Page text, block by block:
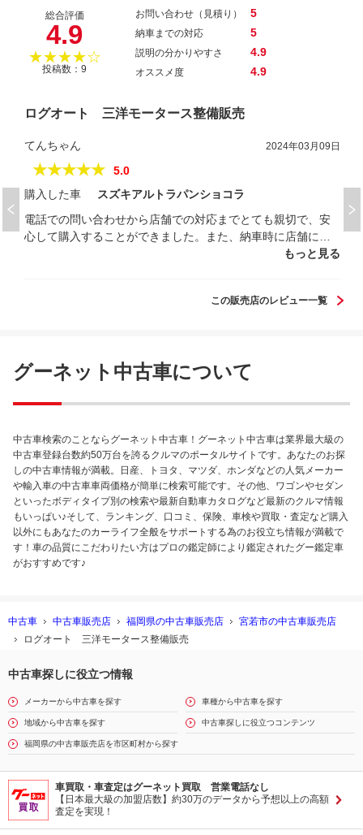
総合評価
4.9
★★★★☆
投稿数：9
お問い合わせ（見積り） 5
納車までの対応 5
説明の分かりやすさ 4.9
オススメ度 4.9
ログオート 三洋モータース整備販売
てんちゃん 2024年03月09日
★★★★★
5.0
購入した車
スズキアルトラパンショコラ
電話での問い合わせから店舗での対応までとても親切で、安
心して購入することができました。また、納車時に店舗に行
けず悩んでいたら家まで持ってきてくれる提案までしてくだ
もお付き合いしたいと思っています。素敵な販売店さんでし
もっと見る
この販売店のレビュー一覧
グーネット中古車について
中古車検索のことならグーネット中古車！グーネット中古車は業界最大級の
中古車登録台数約50万台を誇るクルマのポータルサイトです。あなたのお探
しの中古車情報が満載。日産、トヨタ、マツダ、ホンダなどの人気メーカー
や輸入車の中古車車両価格が簡単に検索可能です。その他、ワゴンやセダン
といったボディタイプ別の検索や最新自動車カタログなど最新のクルマ情報
もいっぱい♪そして、ランキング、口コミ、保険、車検や買取・査定など購入
以外にもあなたのカーライフ全般をサポートする為のお役立ち情報が満載で
す！車の品質にこだわりたい方はプロの鑑定師により鑑定されたグー鑑定車
がおすすめです♪
中古車 中古車販売店 福岡県の中古車販売店
宮若市の中古車販売店
ログオート 三洋モータース整備販売
中古車探しに役立つ情報
メーカーから中古車を探す 車種から中古車を探す
地域から中古車を探す 中古車探しに役立つコンテンツ
福岡県の中古車販売店を市区町村から探す
車買取・車査定はグーネット買取 営業電話なし
【日本最大級の加盟店数】約30万のデータから予想以上の高額
査定を実現！